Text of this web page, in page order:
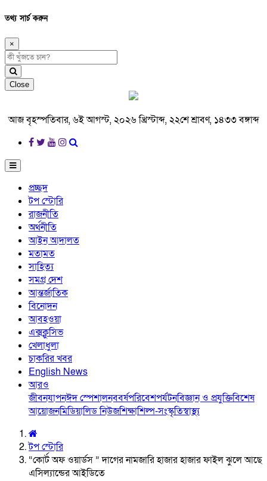
তথ্য সার্চ করুন
×
Close
আজ বৃহস্পতিবার, ৬ই আগস্ট, ২০২৬ খ্রিস্টাব্দ, ২২শে শ্রাবণ, ১৪৩৩ বঙ্গাব্দ
প্রচ্ছদ
টপ স্টোরি
রাজনীতি
অর্থনীতি
আইন আদালত
মতামত
সাহিত্য
সমগ্র দেশ
আন্তর্জাতিক
বিনোদন
আবহওয়া
এক্সক্লুসিভ
খেলাধুলা
চাকরির খবর
English News
আরও
জীবনযাপনঈদ স্পেশালনববর্ষপরিবেশপর্যটনবিজ্ঞান ও প্রযুক্তিবিশেষ
আয়োজনমিডিয়ালিড নিউজশিক্ষাশিল্প-সংস্কৃতিস্বাস্থ্য
টপ স্টোরি
“কোর্ট অফ ওয়ার্ডস ” দাগের নামজারি হাজার হাজার ফাইল ঝুলে আছে
এসিল্যান্ডের আইডিতে